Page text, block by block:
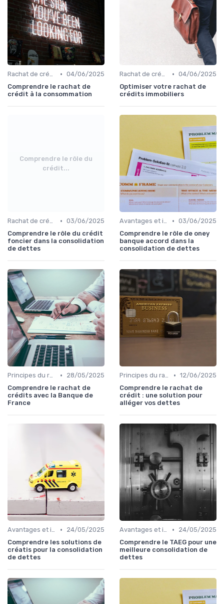
Rachat de crédit à la consommation • 04/06/2025
Comprendre le rachat de
crédit à la consommation
Rachat de crédit immobilier • 04/06/2025
Optimiser votre rachat de
crédits immobiliers
Comprendre le rôle du
crédit...
Rachat de crédit immobilier • 03/06/2025
Comprendre le rôle du crédit
foncier dans la consolidation
de dettes
Avantages et inconvénients • 03/06/2025
Comprendre le rôle de oney
banque accord dans la
consolidation de dettes
Principes du rachat de crédit •
28/05/2025
Comprendre le rachat de
crédits avec la Banque de
France
Principes du rachat de crédit • 12/06/2025
Comprendre le rachat de
crédit : une solution pour
alléger vos dettes
Avantages et inconvénients •
24/05/2025
Comprendre les solutions de
créatis pour la consolidation
de dettes
Avantages et inconvénients •
24/05/2025
Comprendre le TAEG pour une
meilleure consolidation de
dettes